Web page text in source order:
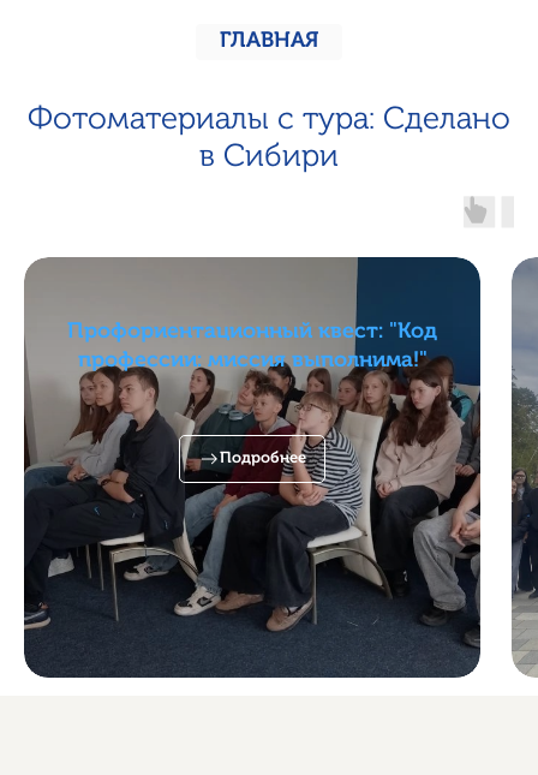
ГЛАВНАЯ
Фотоматериалы с тура: Сделано
в Сибири
Профориентационный квест: "Код
профессии: миссия выполнима!"
Подробнее